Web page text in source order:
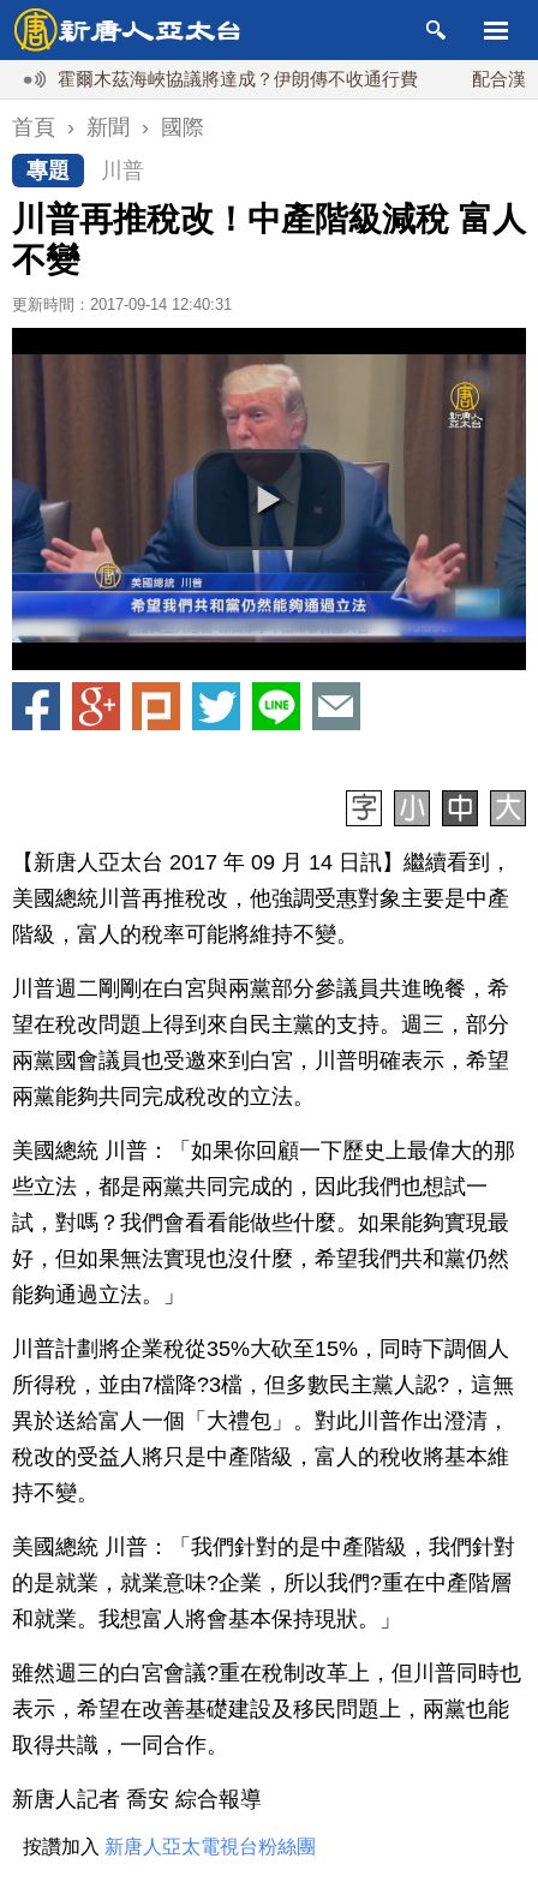
霍爾木茲海峽協議將達成？伊朗傳不收通行費 配合漢光 總
首頁 › 新聞 ›
國際
專題
川普
川普再推稅改！中產階級減稅 富人
不變
更新時間：2017-09-14 12:40:31
【新唐人亞太台 2017 年 09 月 14 日訊】繼續看到，
美國總統川普再推稅改，他強調受惠對象主要是中產
階級，富人的稅率可能將維持不變。
川普週二剛剛在白宮與兩黨部分參議員共進晚餐，希
望在稅改問題上得到來自民主黨的支持。週三，部分
兩黨國會議員也受邀來到白宮，川普明確表示，希望
兩黨能夠共同完成稅改的立法。
美國總統 川普：「如果你回顧一下歷史上最偉大的那
些立法，都是兩黨共同完成的，因此我們也想試一
試，對嗎？我們會看看能做些什麼。如果能夠實現最
好，但如果無法實現也沒什麼，希望我們共和黨仍然
能夠通過立法。」
川普計劃將企業稅從35%大砍至15%，同時下調個人
所得稅，並由7檔降?3檔，但多數民主黨人認?，這無
異於送給富人一個「大禮包」。對此川普作出澄清，
稅改的受益人將只是中產階級，富人的稅收將基本維
持不變。
美國總統 川普：「我們針對的是中產階級，我們針對
的是就業，就業意味?企業，所以我們?重在中產階層
和就業。我想富人將會基本保持現狀。」
雖然週三的白宮會議?重在稅制改革上，但川普同時也
表示，希望在改善基礎建設及移民問題上，兩黨也能
取得共識，一同合作。
新唐人記者 喬安 綜合報導
按讚加入 新唐人亞太電視台粉絲團